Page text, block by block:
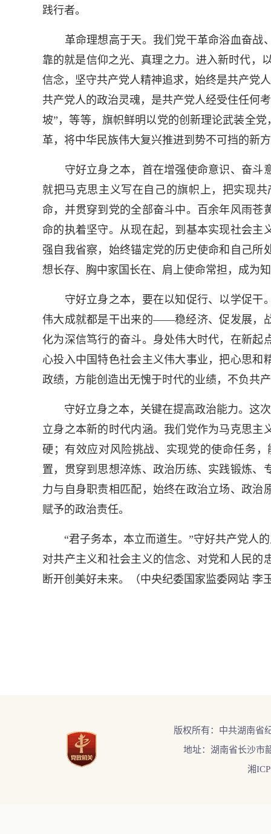
践行者。
革命理想高于天。我们党干革命浴血奋战
靠的就是信仰之光、真理之力。进入新时代，
信念，坚守共产党人精神追求，始终是共产党
共产党人的政治灵魂，是共产党人经受住任何
坡”，等等，旗帜鲜明以党的创新理论武装全
革，将中华民族伟大复兴推进到势不可挡的新
守好立身之本，首在增强使命意识、奋斗
就把马克思主义写在自己的旗帜上，把实现
命，并贯穿到党的全部奋斗中。百余年风雨苍
命的执着坚守。从现在起，到基本实现社会主
强自我省察，始终锚定党的历史使命和自己
想长存、胸中家国长在、肩上使命常担，成为
守好立身之本，要在以知促行、以学促干
伟大成就都是干出来的——稳经济、促发展，
化为深信笃行的奋斗。身处伟大时代，在新
心投入中国特色社会主义伟大事业，把心思
政绩，方能创造出无愧于时代的业绩，不负共
守好立身之本，关键在提高政治能力。这次
立身之本新的时代内涵。我们党作为马克思
硬；有效应对风险挑战、实现党的使命任务
置，贯穿到思想淬炼、政治历练、实践锻炼
力与自身职责相匹配，始终在政治立场、政
赋予的政治责任。
“君子务本，本立而道生。”守好共产党人的
对共产主义和社会主义的信念、对党和人民
断开创美好未来。（中央纪委国家监委网站 李
版权所有：中共湖南省
地址：湖南省长沙市
湘